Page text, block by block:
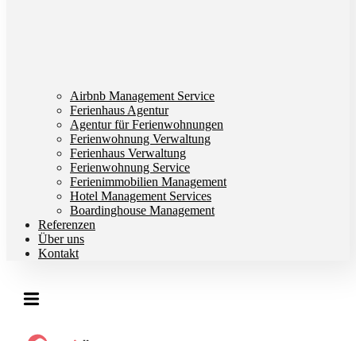
Airbnb Management Service
Ferienhaus Agentur
Agentur für Ferienwohnungen
Ferienwohnung Verwaltung
Ferienhaus Verwaltung
Ferienwohnung Service
Ferienimmobilien Management
Hotel Management Services
Boardinghouse Management
Referenzen
Über uns
Kontakt